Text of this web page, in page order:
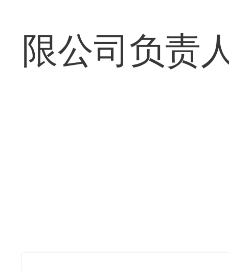
限公司负责